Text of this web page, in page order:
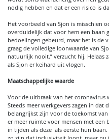
nodig hebben en dat er een risico is
Het voorbeeld van Sjon is misschien
overduidelijk dat voor hem een baan
bedoelingen gebeurd, maar het is de
graag de volledige loonwaarde van
natuurlijk nooit.” verzucht hij. Helaas
als Sjon er keihard uit vlogen.
Maatschappelijke waarde
Voor de uitbraak van het coronavirus
Steeds meer werkgevers zagen in
belangrijkst zijn voor de toekomst
er meer ruimte voor mensen met een
in tijden als deze als eerste hun